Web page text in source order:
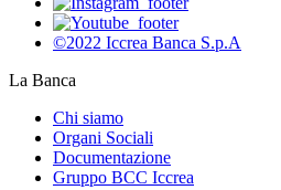
©2022 Iccrea Banca S.p.A
La Banca
Chi siamo
Organi Sociali
Documentazione
Gruppo BCC Iccrea